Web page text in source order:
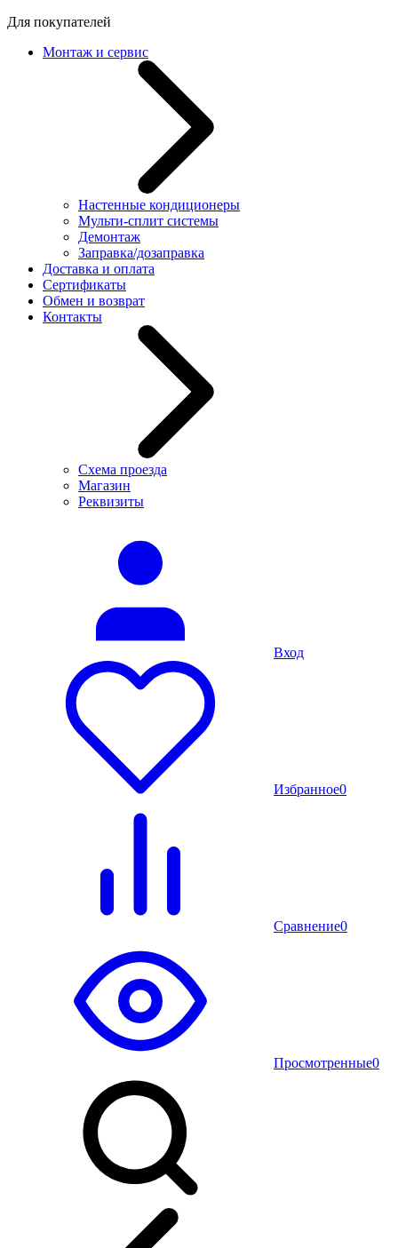
Для покупателей
Монтаж и сервис
Настенные кондиционеры
Мульти-сплит системы
Демонтаж
Заправка/дозаправка
Доставка и оплата
Сертификаты
Обмен и возврат
Контакты
Схема проезда
Магазин
Реквизиты
Вход
Избранное0
Сравнение0
Просмотренные0